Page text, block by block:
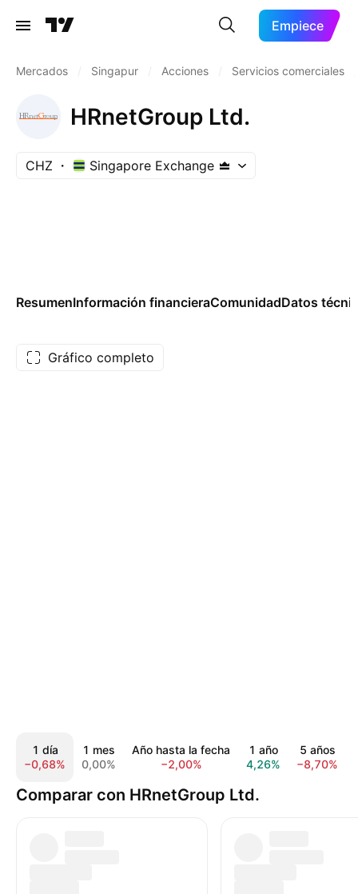
Empiece
Mercados Singapur Acciones Servicios comerciales
HRnetGroup Ltd.
CHZ Singapore Exchange
ResumenInformación financieraComunidadDatos
Gráfico completo
1 día
−0,68%
1 mes
0,00%
Año hasta la fecha
−2,00%
1 año
4,26%
5 años
−8,70%
Comparar con HRnetGroup Ltd.